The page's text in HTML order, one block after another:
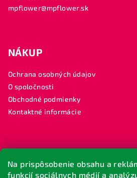
Na prispôsobenie obsahu a
funkcií sociálnych médií a
mpflower@mpflower.sk
NÁKUP
Ochrana osobných údajov
O spoločnosti
Obchodné podmienky
Kontaktné informácie